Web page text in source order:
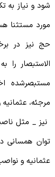
مستثنا
را
عثمانیه و
همسانی
و نواصب